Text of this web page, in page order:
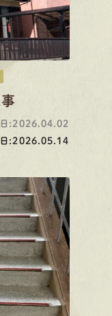
いたします!!
わせ
相談
:2026.04.02
:2026.05.14